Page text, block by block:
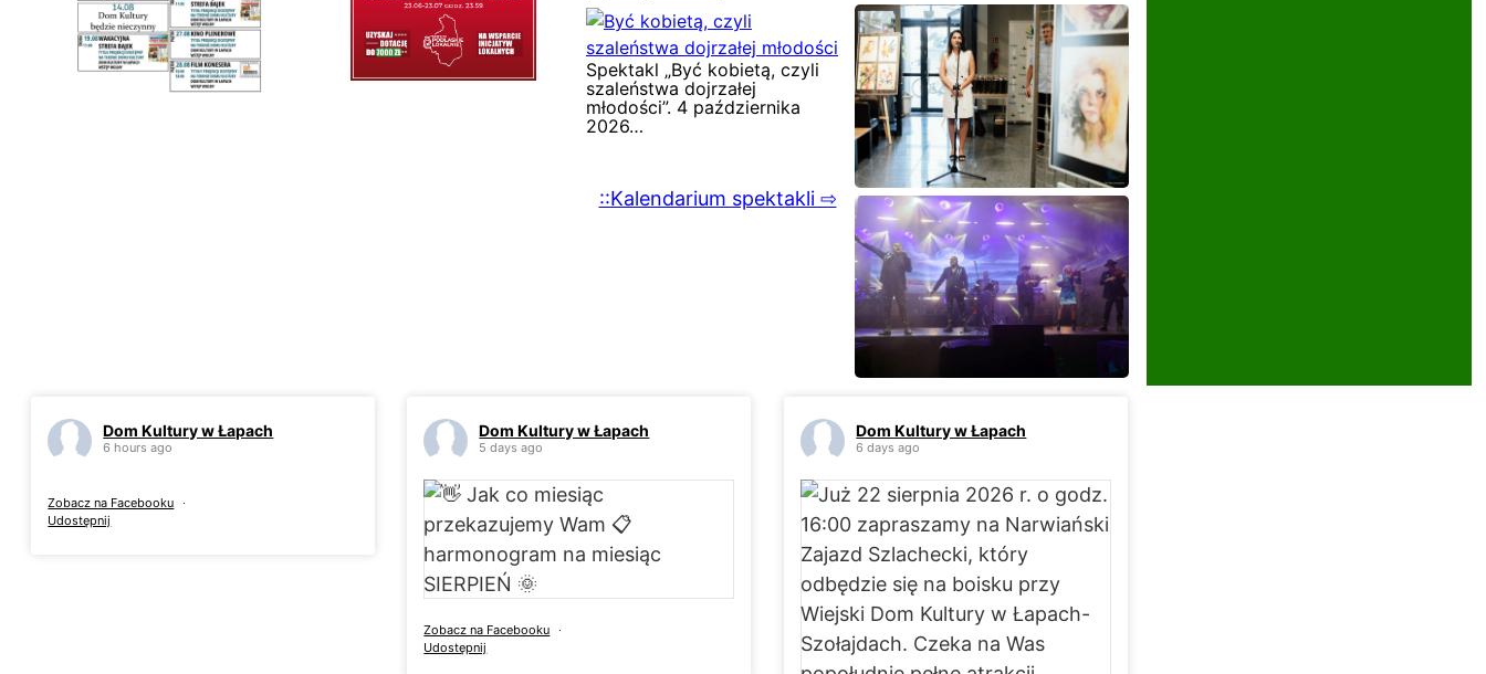
Spektakl „Być kobietą, czyli
szaleństwa dojrzałej
młodości”. 4 października
2026…
::Kalendarium spektakli ⇨
Dom Kultury w Łapach
6 hours ago
Zobacz na Facebooku
·
Udostępnij
Dom Kultury w Łapach
5 days ago
Zobacz na Facebooku
·
Udostępnij
Dom Kultury w Łapach
6 days ago